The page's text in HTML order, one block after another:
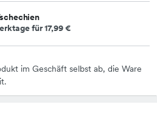
für17,99 €
im Geschäft selbst ab, die Ware